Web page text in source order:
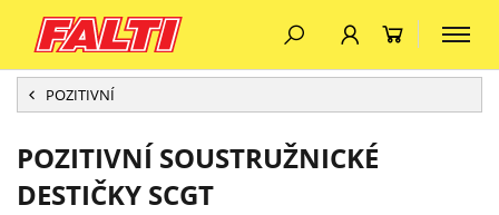
POZITIVNÍ
POZITIVNÍ SOUSTRUŽNICKÉ
DESTIČKY SCGT